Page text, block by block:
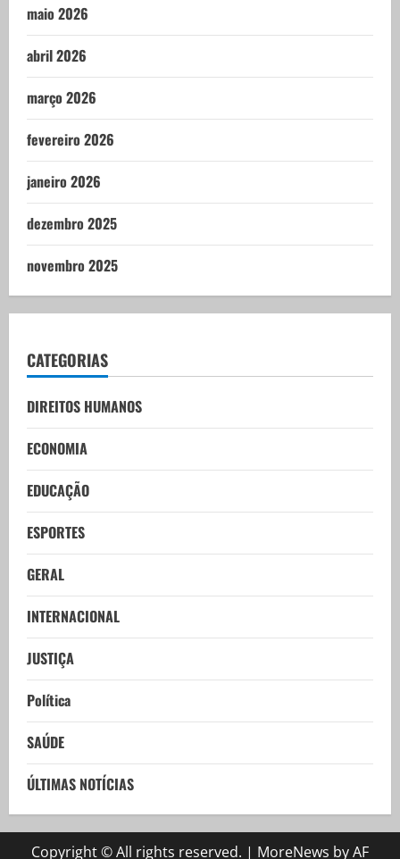
maio 2026
abril 2026
março 2026
fevereiro 2026
janeiro 2026
dezembro 2025
novembro 2025
CATEGORIAS
DIREITOS HUMANOS
ECONOMIA
EDUCAÇÃO
ESPORTES
GERAL
INTERNACIONAL
JUSTIÇA
Política
SAÚDE
ÚLTIMAS NOTÍCIAS
Copyright © All rights reserved. | MoreNews by AF